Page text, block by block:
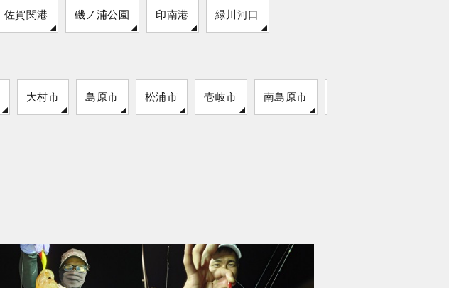
佐賀関港 磯ノ浦公園 印南港 緑川河口
大村市 島原市 松浦市 壱岐市 南島原市